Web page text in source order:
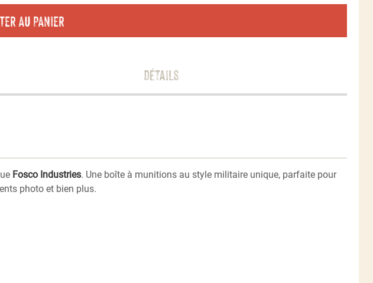
AU PANIER
Détails
Fosco Industries. Une boîte à munitions au style militaire unique, parfaite pour
photo et bien plus.